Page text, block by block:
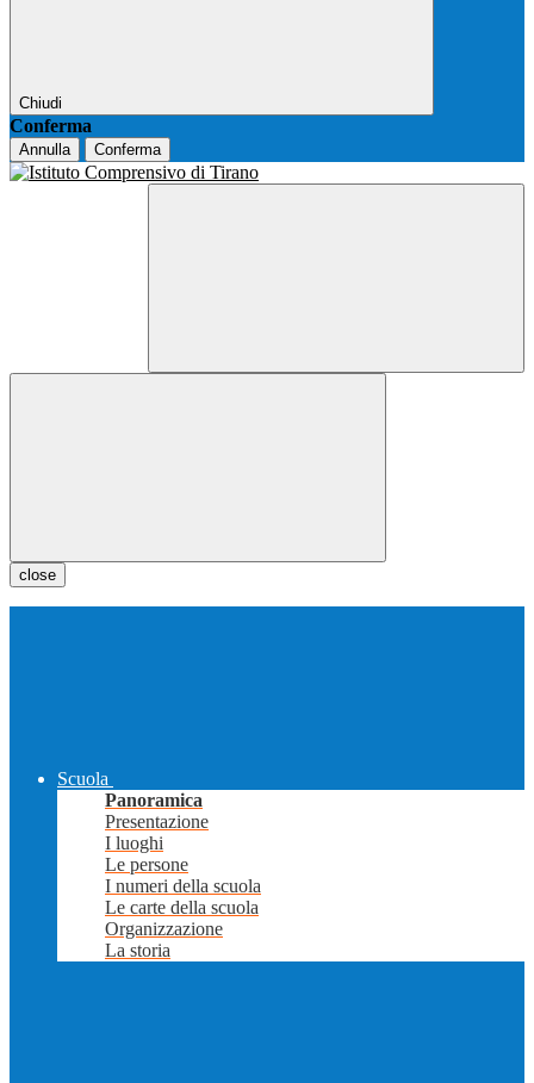
Chiudi
Conferma
Annulla Conferma
close
Scuola
Panoramica
Presentazione
I luoghi
Le persone
I numeri della scuola
Le carte della scuola
Organizzazione
La storia